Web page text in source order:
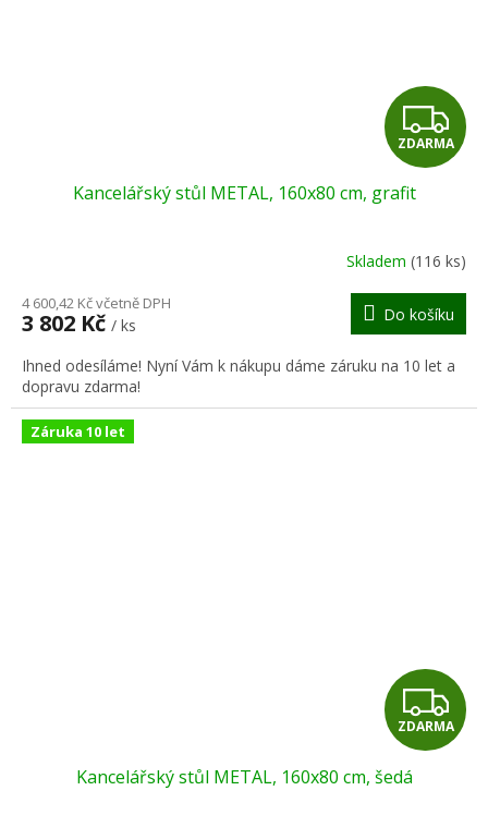
Z
D
R
M
A
ZDARMA
Kancelářský stůl METAL, 160x80 cm, grafit
Skladem (116 ks)
4 600,42 Kč včetně DPH
3 802 Kč / ks
Do košíku
Ihned odesíláme! Nyní Vám k nákupu dáme záruku na 10 let a
dopravu zdarma!
Záruka 10 let
Z
D
ZDARMA
Kancelářský stůl METAL, 160x80 cm, šedá